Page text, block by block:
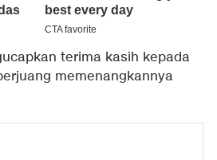
terima kasih kepada
memenangkannya